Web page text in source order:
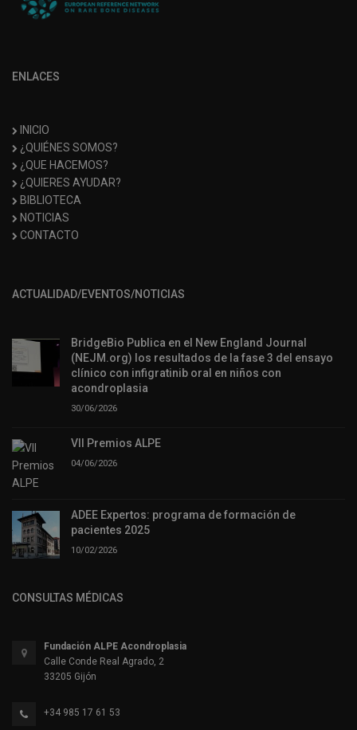
ENLACES
INICIO
¿QUIÉNES SOMOS?
¿QUE HACEMOS?
¿QUIERES AYUDAR?
BIBLIOTECA
NOTICIAS
CONTACTO
ACTUALIDAD/EVENTOS/NOTICIAS
BridgeBio Publica en el New England Journal
(NEJM.org) los resultados de la fase 3 del ensayo
clínico con infigratinib oral en niños con
acondroplasia
30/06/2026
VII Premios ALPE
04/06/2026
ADEE Expertos: programa de formación de
pacientes 2025
10/02/2026
CONSULTAS MÉDICAS
Fundación ALPE Acondroplasia
Calle Conde Real Agrado, 2
33205 Gijón
+34 985 17 61 53